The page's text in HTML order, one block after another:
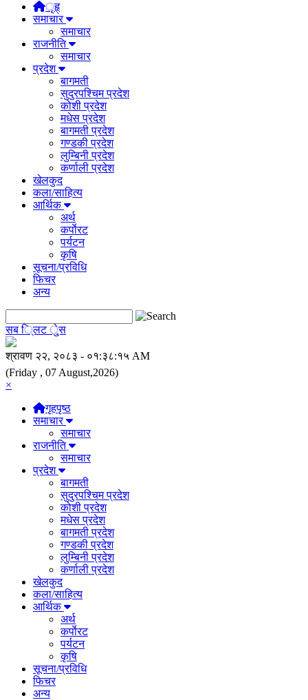
ृहृ्
समाचार
समाचार
राजनीति
समाचार
प्रदेश
बागमती
सुदुरपश्चिम प्रदेश
कोशी प्रदेश
मधेस प्रदेश
बागमती प्रदेश
गण्डकी प्रदेश
लुम्बिनी प्रदेश
कर्णाली प्रदेश
खेलकुद
कला/साहित्य
आर्थिक
अर्थ
कर्पाेरट
पर्यटन
कृषि
सूचना/प्रविधि
फिचर
अन्य
सब ि्लट े्ुस
(Friday , 07 August,2026)
×
गृहपृष्ठ
समाचार
समाचार
राजनीति
समाचार
प्रदेश
बागमती
सुदुरपश्चिम प्रदेश
कोशी प्रदेश
मधेस प्रदेश
बागमती प्रदेश
गण्डकी प्रदेश
लुम्बिनी प्रदेश
कर्णाली प्रदेश
खेलकुद
कला/साहित्य
आर्थिक
अर्थ
कर्पाेरट
पर्यटन
कृषि
सूचना/प्रविधि
फिचर
अन्य